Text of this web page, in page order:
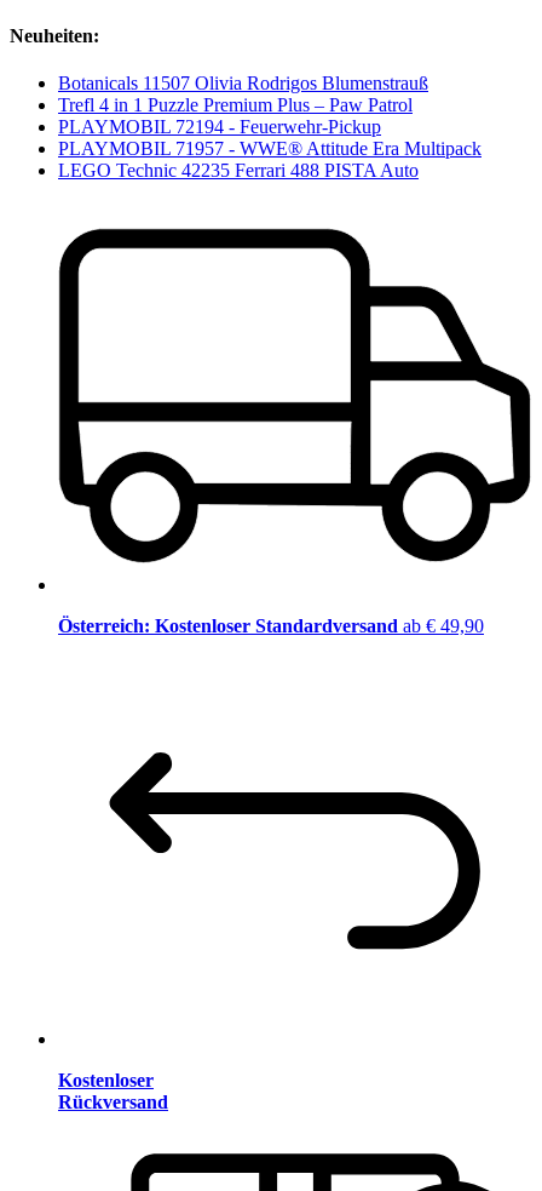
Neuheiten:
Botanicals 11507 Olivia Rodrigos Blumenstrauß
Trefl 4 in 1 Puzzle Premium Plus – Paw Patrol
PLAYMOBIL 72194 - Feuerwehr-Pickup
PLAYMOBIL 71957 - WWE® Attitude Era Multipack
LEGO Technic 42235 Ferrari 488 PISTA Auto
Österreich: Kostenloser Standardversand ab € 49,90
Kostenloser
Rückversand